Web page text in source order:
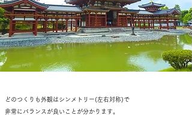
どのつくりも外観はシンメトリー(左右対称)で
非常にバランスが良いことが分かります。